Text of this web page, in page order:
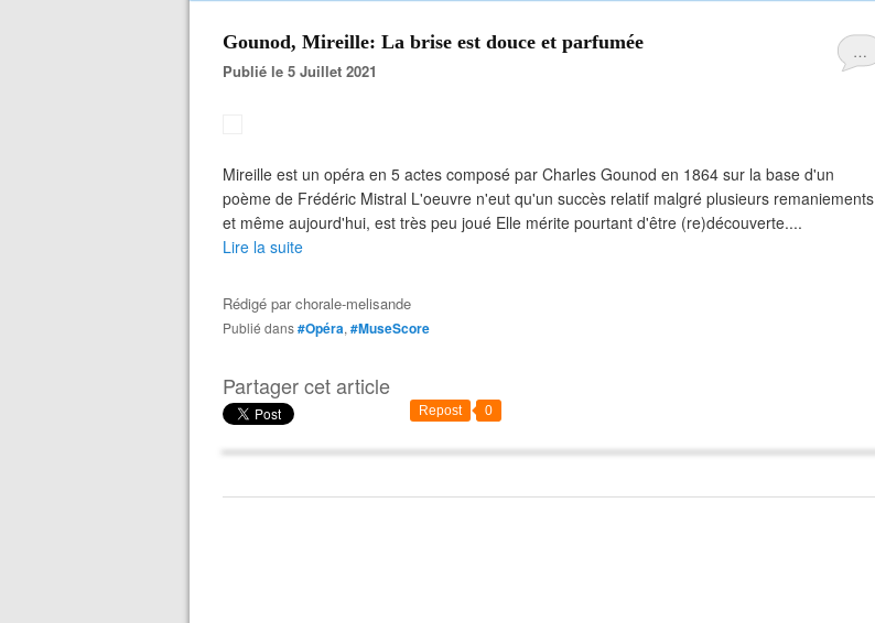
…
Gounod, Mireille: La brise est douce et parfumée
Publié le 5 Juillet 2021
Mireille est un opéra en 5 actes composé par Charles Gounod en 1864 sur la base d'un
poème de Frédéric Mistral L'oeuvre n'eut qu'un succès relatif malgré plusieurs remaniements
et même aujourd'hui, est très peu joué Elle mérite pourtant d'être (re)découverte....
Lire la suite
Rédigé parchorale-melisande
Publié dans#Opéra, #MuseScore
Partager cet article
Repost 0